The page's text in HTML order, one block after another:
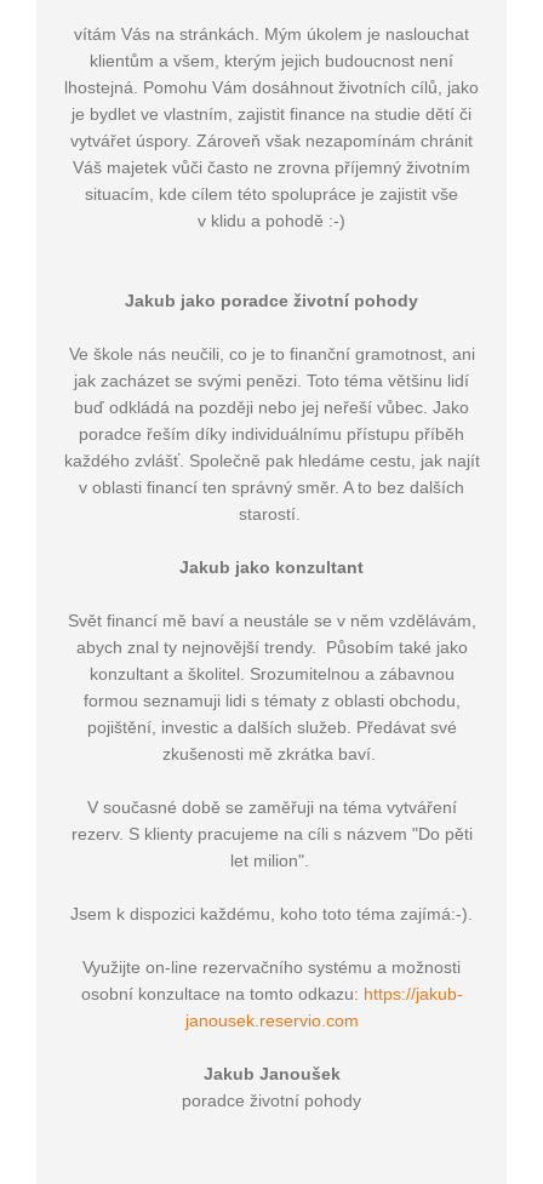
vítám Vás na stránkách. Mým úkolem je naslouchat
klientům a všem, kterým jejich budoucnost není
lhostejná. Pomohu Vám dosáhnout životních cílů, jako
je bydlet ve vlastním, zajistit finance na studie dětí či
vytvářet úspory. Zároveň však nezapomínám chránit
Váš majetek vůči často ne zrovna příjemný životním
situacím, kde cílem této spolupráce je zajistit vše
v klidu a pohodě :-)
Jakub jako poradce životní pohody
Ve škole nás neučili, co je to finanční gramotnost, ani
jak zacházet se svými penězi. Toto téma většinu lidí
buď odkládá na později nebo jej neřeší vůbec. Jako
poradce řeším díky individuálnímu přístupu příběh
každého zvlášť. Společně pak hledáme cestu, jak najít
v oblasti financí ten správný směr. A to bez dalších
starostí.
Jakub jako konzultant
Svět financí mě baví a neustále se v něm vzdělávám,
abych znal ty nejnovější trendy. Působím také jako
konzultant a školitel. Srozumitelnou a zábavnou
formou seznamuji lidi s tématy z oblasti obchodu,
pojištění, investic a dalších služeb. Předávat své
zkušenosti mě zkrátka baví.
V současné době se zaměřuji na téma vytváření
rezerv. S klienty pracujeme na cíli s názvem "Do pěti
let milion".
Jsem k dispozici každému, koho toto téma zajímá:-).
Využijte on-line rezervačního systému a možnosti
osobní konzultace na tomto odkazu: https://jakub-
janousek.reservio.com
Jakub Janoušek
poradce životní pohody